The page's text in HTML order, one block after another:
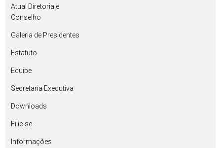
Atual Diretoria e
Conselho
Galeria de Presidentes
Estatuto
Equipe
Secretaria Executiva
Downloads
Filie-se
Informações